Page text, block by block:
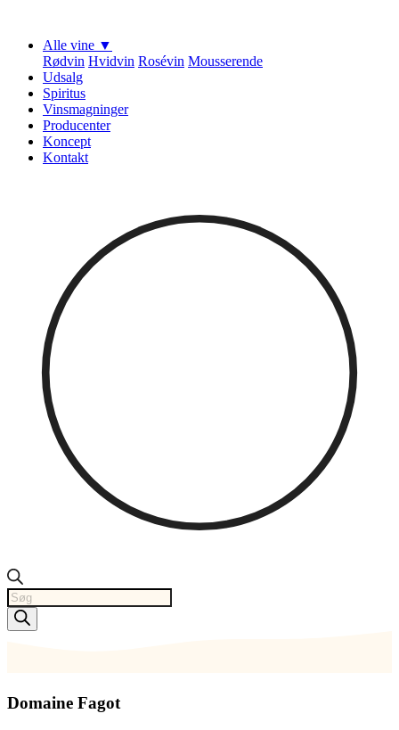
Alle vine ▼
Rødvin Hvidvin Rosévin Mousserende
Udsalg
Spiritus
Vinsmagninger
Producenter
Koncept
Kontakt
Products
search
Domaine Fagot